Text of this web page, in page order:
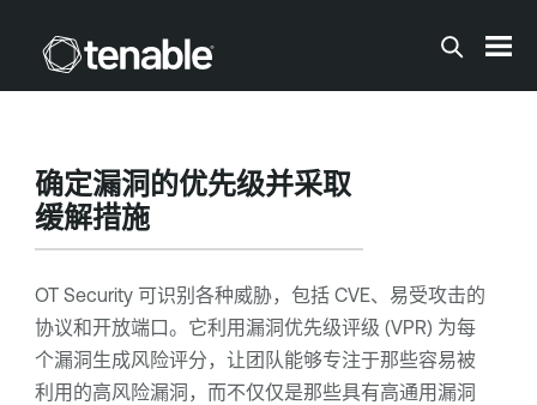
确定漏洞的优先级并采取
缓解措施
OT Security可识别各种威胁，包括 CVE、易受攻击的
协议和开放端口。它利用 漏洞优先级评级 (VPR) 为每
个漏洞生成风险评分，让团队能够专注于那些容易被
利用的高风险漏洞，而不仅仅是那些具有高通用漏洞